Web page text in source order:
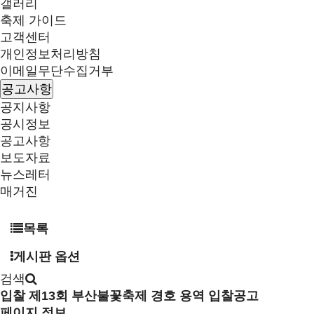
갤러리
축제 가이드
고객센터
개인정보처리방침
이메일무단수집거부
공고사항
공지사항
공시정보
공고사항
보도자료
뉴스레터
매거진
목록
게시판 옵션
검색
입찰 제13회 부산불꽃축제 경호 용역 입찰공고